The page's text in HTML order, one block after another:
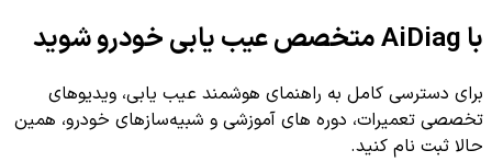
با AiDiag متخصص عیب یابی خودرو شوید
برای دسترسی کامل به راهنمای هوشمند عیب یابی، ویدیوهای
تخصصی تعمیرات، دوره های آموزشی و شبیه‌سازهای خودرو، همین
حالا ثبت نام کنید.